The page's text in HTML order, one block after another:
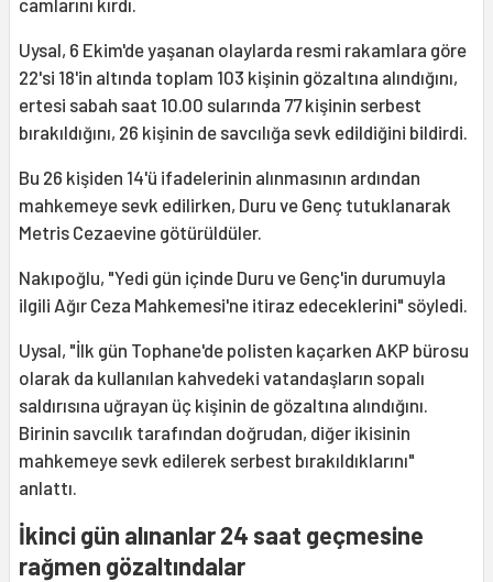
camlarını kırdı.
Uysal, 6 Ekim'de yaşanan olaylarda resmi rakamlara göre
22'si 18'in altında toplam 103 kişinin gözaltına alındığını,
ertesi sabah saat 10.00 sularında 77 kişinin serbest
bırakıldığını, 26 kişinin de savcılığa sevk edildiğini bildirdi.
Bu 26 kişiden 14'ü ifadelerinin alınmasının ardından
mahkemeye sevk edilirken, Duru ve Genç tutuklanarak
Metris Cezaevine götürüldüler.
Nakıpoğlu, "Yedi gün içinde Duru ve Genç'in durumuyla
ilgili Ağır Ceza Mahkemesi'ne itiraz edeceklerini" söyledi.
Uysal, "İlk gün Tophane'de polisten kaçarken AKP bürosu
olarak da kullanılan kahvedeki vatandaşların sopalı
saldırısına uğrayan üç kişinin de gözaltına alındığını.
Birinin savcılık tarafından doğrudan, diğer ikisinin
mahkemeye sevk edilerek serbest bırakıldıklarını"
anlattı.
İkinci gün alınanlar 24 saat geçmesine
rağmen gözaltındalar